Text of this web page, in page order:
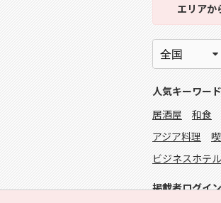
エリアか
人気キーワード
居酒屋
和食
アジア料理
ビジネスホテル
掲載者ログイン